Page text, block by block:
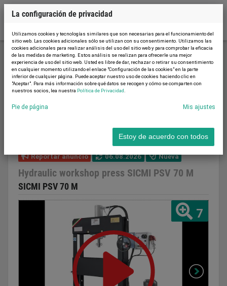
Trabajo de metales y máquinas herramienta
Prensas
Prensas de puesta a punto
Reportar anuncio 06.08.2026 Nueva
Hydraulic workshop press SICMI PSV 70 M
SICMI PSV 70 M
7
La configuración de privacidad
Utilizamos cookies y tecnologías similares que son necesarias para el funcionamiento del
sitio web. Las cookies adicionales sólo se utilizan con su consentimiento. Utilizamos las
cookies adicionales para realizar análisis del uso del sitio web y para comprobar la eficacia
de las medidas de marketing. Estos análisis se realizan para ofrecerle una mejor
experiencia de uso del sitio web. Usted es libre de dar, rechazar o retirar su consentimiento
en cualquier momento utilizando el enlace "Configuración de las cookies" en la parte
inferior de cualquier página. Puede aceptar nuestro uso de cookies haciendo clic en
"Aceptar". Para más información sobre qué datos se recogen y cómo se comparten con
nuestros socios, lea nuestra Política de Privacidad
Pie de página Mis ajustes
Estoy de acuerdo con todos